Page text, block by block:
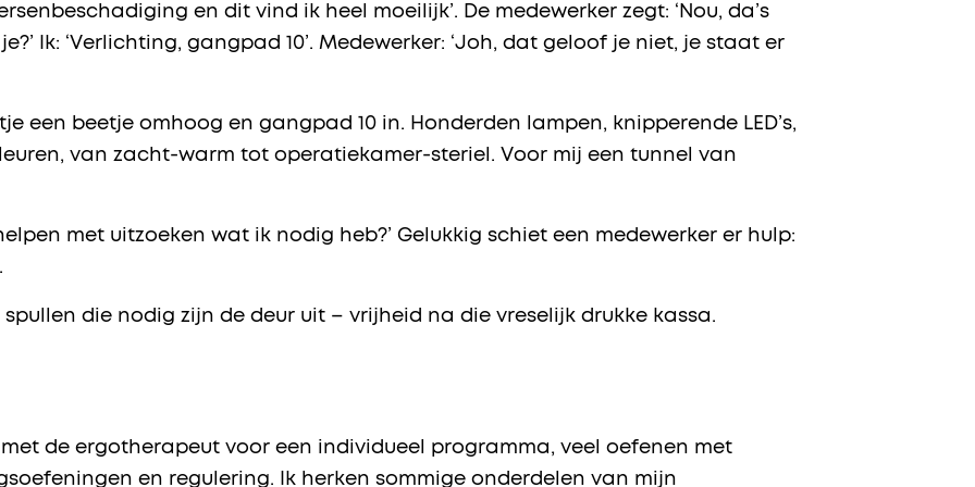
en dit vind ik heel moeilijk’. De medewerker zegt: ‘Nou, da’s
Ik: ‘Verlichting, gangpad 10’. Medewerker: ‘Joh, dat geloof je niet, je staat er
een beetje omhoog en gangpad 10 in. Honderden lampen, knipperende LED’s,
van zacht-warm tot operatiekamer-steriel. Voor mij een tunnel van
met uitzoeken wat ik nodig heb?’ Gelukkig schiet een medewerker er hulp:
die nodig zijn de deur uit – vrijheid na die vreselijk drukke kassa.
de ergotherapeut voor een individueel programma, veel oefenen met
en regulering. Ik herken sommige onderdelen van mijn